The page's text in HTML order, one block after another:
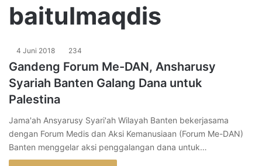
baitulmaqdis
4 Juni 2018 234
Gandeng Forum Me-DAN, Ansharusy
Syariah Banten Galang Dana untuk
Palestina
Jama'ah Ansyarusy Syari'ah Wilayah Banten bekerjasama
dengan Forum Medis dan Aksi Kemanusiaan (Forum Me-DAN)
Banten menggelar aksi penggalangan dana untuk…